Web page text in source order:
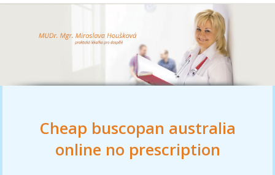
Cheap buscopan australia
online no prescription